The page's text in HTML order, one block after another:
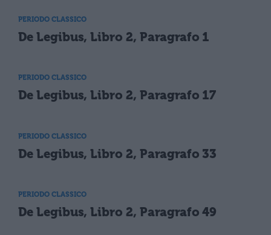
PERIODO CLASSICO
De Legibus, Libro 2, Paragrafo 1
PERIODO CLASSICO
De Legibus, Libro 2, Paragrafo 17
PERIODO CLASSICO
De Legibus, Libro 2, Paragrafo 33
PERIODO CLASSICO
De Legibus, Libro 2, Paragrafo 49